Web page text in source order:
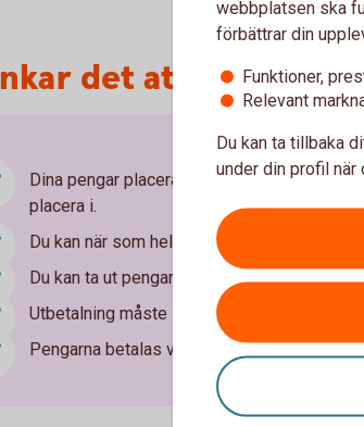
det att löneväxla
Dina pengar placeras i en fondförsäkring
placera i.
Du kan när som helst, kostnads- och
Du kan ta ut pengarna från din 55-årsdag.
Utbetalning måste ske under minst fem år.
Pengarna betalas vanligtvis ut månadsvis
webbplatsen ska
förbättrar din
Funktioner,
Relevant
Du kan ta tillbaka
under din profil när